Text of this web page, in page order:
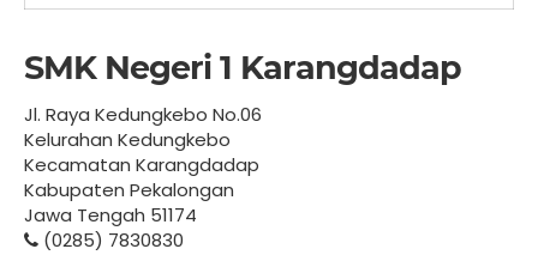
SMK Negeri 1 Karangdadap
Jl. Raya Kedungkebo No.06
Kelurahan Kedungkebo
Kecamatan Karangdadap
Kabupaten Pekalongan
Jawa Tengah 51174
(0285) 7830830